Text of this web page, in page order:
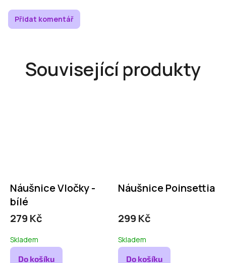
Související produkty
Náušnice Vločky -
bílé
279 Kč
Skladem
Do košíku
Náušnice Poinsettia
299 Kč
Skladem
Do košíku
Přidat komentář